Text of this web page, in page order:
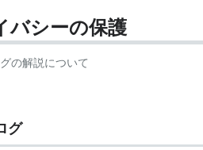
バシーの保護
の解説について
グ